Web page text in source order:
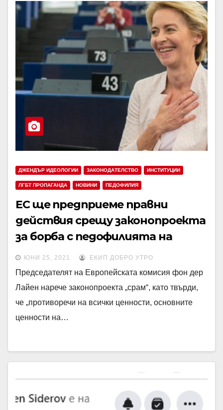
ДЖЕНДЪР ИДЕОЛОГИИ ЗАКОНОДАТЕЛСТВО ИНСТИТУЦИИ
ЛГБТ ПРОПАГАНДА НОВИНИ ПЕДОФИЛИЯ
ЕС ще предприеме правни
действия срещу законопроекта
за борба с педофилията на
Унгария
ЮНИ 25, 2021 ЕКИП ДОБРО УТРО
Председателят на Европейската комисия фон дер
Лайен нарече законопроекта „срам“, като твърди,
че „противоречи на всички ценности, основните
ценности на…